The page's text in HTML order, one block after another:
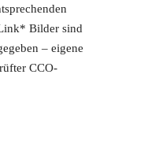
Bilder sind
– eigene
CCO-